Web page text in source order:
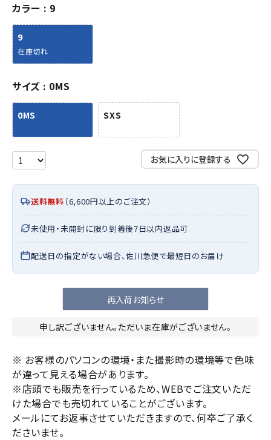
カラー 9
9
在庫切れ
サイズ 0MS
0MS SXS
お気に入りに登録する
送料無料 （6,600円以上のご注文）
未使用・未開封に限り到着後7日以内返品可
配送日の指定がない場合、佐川急便で最短日のお届け
再入荷お知らせ
申し訳ございません。ただいま在庫がございません。
※ お客様のパソコンの環境・また撮影時の環境等で色味
が違って見える場合があります。
※店頭でも販売を行っているため、WEBでご注文いただ
けた場合でも売切れていることがございます。
メールにてお返事させていただきますので、何卒ご了承く
ださいませ。